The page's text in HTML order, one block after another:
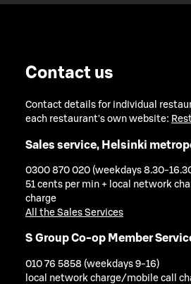
Contact us
Contact details for individual
each restaurant's own website:
Sales service, Helsinki
0300 870 020 (weekdays 8.30-
51 cents per min + local network
charge
All the Sales Services
S Group Co-op Member
010 76 5858 (weekdays 9-16)
local network charge/mobile call